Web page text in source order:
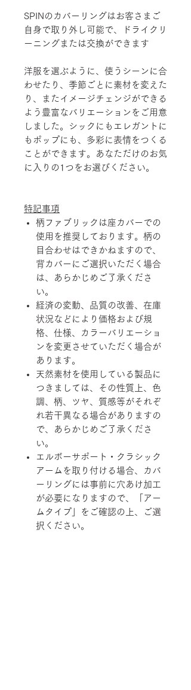
SPINのカバーリングはお客さまご
自身で取り外し可能で、ドライクリ
ーニングまたは交換ができます
洋服を選ぶように、使うシーンに合
わせたり、季節ごとに素材を変えた
り、またイメージチェンジができる
よう豊富なバリエーションをご用意
しました。シックにもエレガントに
もポップにも、多彩に表情をつくる
ことができます。あなただけのお気
に入りの1つをお選びください。
特記事項
柄ファブリックは座カバーでの
使用を推奨しております。柄の
目合わせはできかねますので、
背カバーにご選択いただく場合
は、あらかじめご了承くださ
い。
経済の変動、品質の改善、在庫
状況などにより価格および規
格、仕様、カラーバリエーショ
ンを変更させていただく場合が
あります。
天然素材を使用している製品に
つきましては、その性質上、色
調、柄、ツヤ、質感等がそれぞ
れ若干異なる場合がありますの
で、あらかじめご了承くださ
い。
エルボーサポート・クラシック
アームを取り付ける場合、カバ
ーリングには事前に穴あけ加工
が必要になりますので、「アー
ムタイプ」をご確認の上、ご選
択ください。